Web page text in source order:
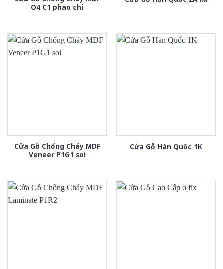
O4 C1 phao chi
Cửa Gỗ Chống Cháy MDF
Veneer P1G1 soi
Cửa Gỗ Hàn Quốc 1K